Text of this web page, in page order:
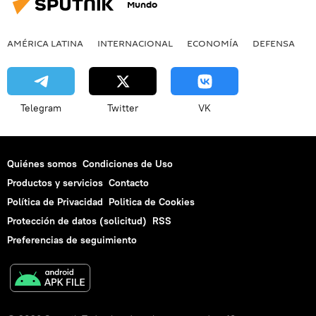
Mundo
AMÉRICA LATINA INTERNACIONAL ECONOMÍA DEFENSA
Telegram Twitter VK
Quiénes somos Condiciones de Uso
Productos y servicios Contacto
Política de Privacidad Politica de Cookies
Protección de datos (solicitud) RSS
Preferencias de seguimiento